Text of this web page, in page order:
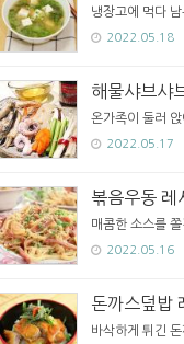
냉장고에 먹다
2022.05.18
해물샤브샤
온가족이 둘러
2022.05.17
볶음우동 레
매콤한 소스를
2022.05.16
돈까스덮밥
바삭하게 튀긴